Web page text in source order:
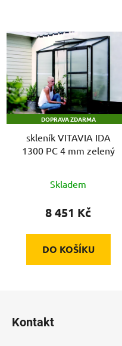
DOPRAVA ZDARMA
skleník VITAVIA IDA
1300 PC 4 mm zelený
Skladem
8 451 Kč
DO KOŠÍKU
Kontakt